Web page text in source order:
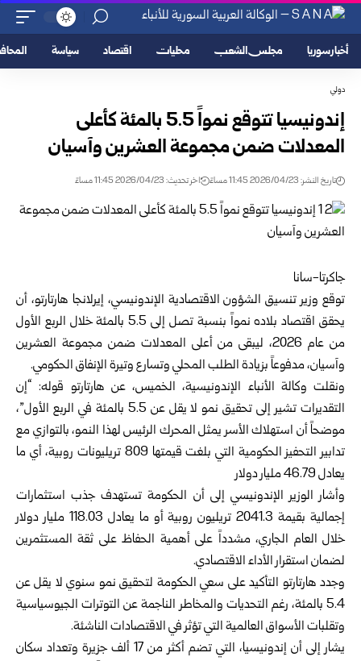
أخبار سوريا مجلس الشعب محليات اقتصاد سياسة
دولي
إندونيسيا تتوقع نمواً 5.5 بالمئة كأعلى
المعدلات ضمن مجموعة العشرين وآسيان
تاريخ النشر: 2026/04/23 11:45 مساءً اخر تحديث: 2026/04/23 11:45 مساءً
جاكرتا-سانا
توقع وزير تنسيق الشؤون الاقتصادية الإندونيسي، إيرلانجا هارتارتو، أن
يحقق اقتصاد بلاده نمواً بنسبة تصل إلى 5.5 بالمئة خلال الربع الأول
من عام 2026، ليبقى من أعلى المعدلات ضمن مجموعة العشرين
وآسيان، مدفوعاً بزيادة الطلب المحلي وتسارع وتيرة الإنفاق الحكومي.
ونقلت وكالة الأنباء الإندونيسية، الخميس، عن هارتارتو قوله: “إن
التقديرات تشير إلى تحقيق نمو لا يقل عن 5.5 بالمئة في الربع الأول”،
موضحاً أن استهلاك الأسر يمثل المحرك الرئيس لهذا النمو، بالتوازي مع
تدابير التحفيز الحكومية التي بلغت قيمتها 809 تريليونات روبية، أي ما
يعادل 46.79 مليار دولار
وأشار الوزير الإندونيسي إلى أن الحكومة تستهدف جذب استثمارات
إجمالية بقيمة 2041.3 تريليون روبية أو ما يعادل 118.03 مليار دولار
خلال العام الجاري، مشدداً على أهمية الحفاظ على ثقة المستثمرين
لضمان استقرار الأداء الاقتصادي.
وجدد هارتارتو التأكيد على سعي الحكومة لتحقيق نمو سنوي لا يقل عن
5.4 بالمئة، رغم التحديات والمخاطر الناجمة عن التوترات الجيوسياسية
وتقلبات الأسواق العالمية التي تؤثر في الاقتصادات الناشئة.
يشار إلى أن إندونيسيا، التي تضم أكثر من 17 ألف جزيرة وتعداد سكان